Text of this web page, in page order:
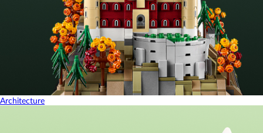
Architecture